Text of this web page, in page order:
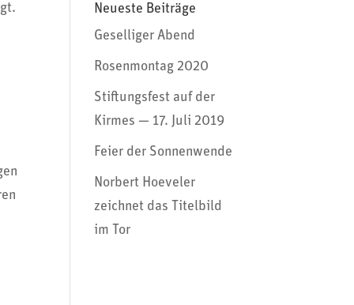
Neueste Beiträge
Geselliger Abend
Rosenmontag 2020
Stiftungsfest auf der
Kirmes — 17. Juli 2019
Feier der Sonnenwende
Norbert Hoeveler
zeichnet das Titelbild
im Tor